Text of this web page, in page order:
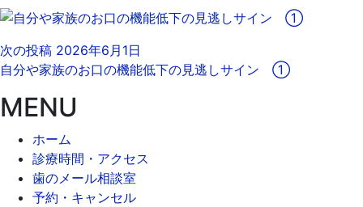
次の投稿 2026年6月1日
自分や家族のお口の機能低下の見逃しサイン ①
MENU
ホーム
診療時間・アクセス
歯のメール相談室
予約・キャンセル